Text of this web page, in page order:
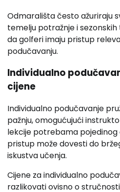
Odmarališta često ažuriraju
temelju potražnje i
da golferi imaju pristup
podučavanju.
Individualno
cijene
Individualno podučavanje
pažnju, omogućujući
lekcije potrebama pojedinog
pristup može dovesti do
iskustva učenja.
Cijene za individualno
razlikovati ovisno o